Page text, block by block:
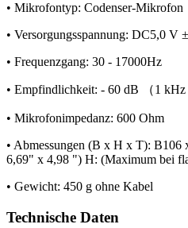
• Mikrofontyp: Codenser-Mikrofon
• Versorgungsspannung: DC5,0 V
• Frequenzgang: 30 - 17000Hz
• Empfindlichkeit: - 60 dB （1 kHz
• Mikrofonimpedanz: 600 Ohm
• Abmessungen (B x H x T):
6,69" x 4,98 ") H: (Maximum bei
• Gewicht: 450 g ohne Kabel
Technische Daten